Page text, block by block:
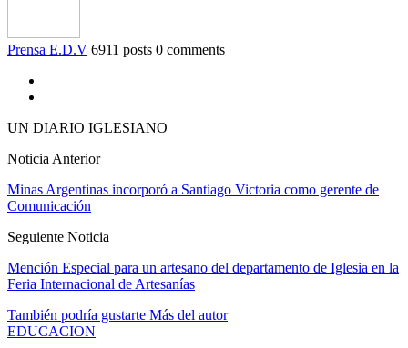
Prensa E.D.V 6911 posts 0 comments
UN DIARIO IGLESIANO
Noticia Anterior
Minas Argentinas incorporó a Santiago Victoria como gerente de
Comunicación
Seguiente Noticia
Mención Especial para un artesano del departamento de Iglesia en la
Feria Internacional de Artesanías
También podría gustarte Más del autor
EDUCACION